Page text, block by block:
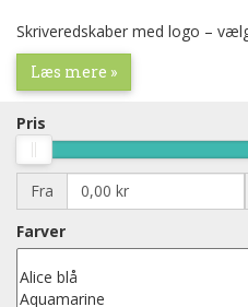
Skriveredskaber med logo –
Læs mere »
Pris
Fra
Farver